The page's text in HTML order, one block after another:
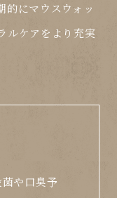
的にマウスウォッ
ルケアをより充実
や口臭予